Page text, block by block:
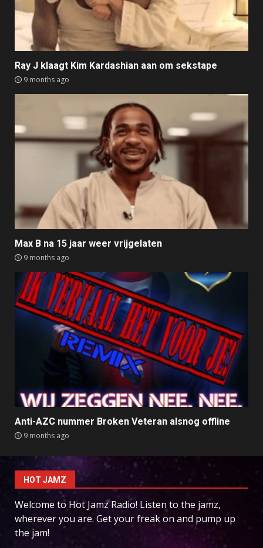
Ray J klaagt Kim Kardashian aan om sekstape
9 months ago
Max B na 15 jaar weer vrijgelaten
9 months ago
Anti-AZC nummer Broken Veteran alsnog offline
9 months ago
HOT JAMZ
Welcome to Hot Jamz Radio! Listen to the jamz,
wherever you are. Get your freak on and pump up
the jam!